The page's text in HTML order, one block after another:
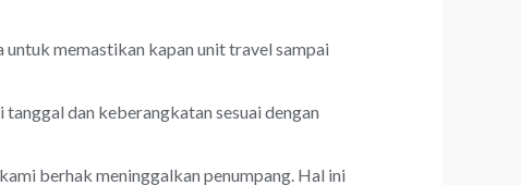
memastikan kapan unit travel sampai
dan keberangkatan sesuai dengan
berhak meninggalkan penumpang. Hal ini